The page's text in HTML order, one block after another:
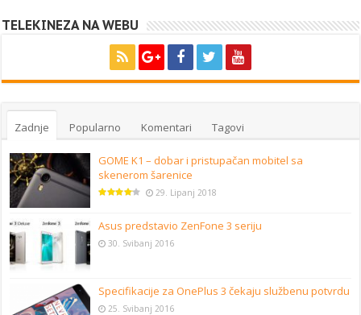
TELEKINEZA NA WEBU
Zadnje Popularno Komentari Tagovi
GOME K1 – dobar i pristupačan mobitel sa
skenerom šarenice
29. Lipanj 2018
Asus predstavio ZenFone 3 seriju
30. Svibanj 2016
Specifikacije za OnePlus 3 čekaju službenu potvrdu
25. Svibanj 2016